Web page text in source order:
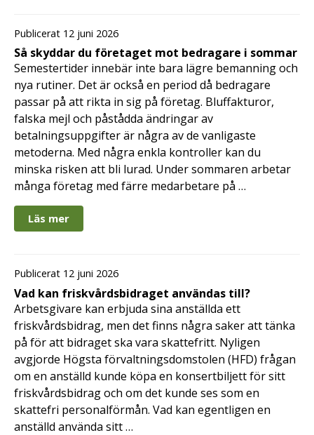
Publicerat 12 juni 2026
Så skyddar du företaget mot bedragare i sommar
Semestertider innebär inte bara lägre bemanning och
nya rutiner. Det är också en period då bedragare
passar på att rikta in sig på företag. Bluffakturor,
falska mejl och påstådda ändringar av
betalningsuppgifter är några av de vanligaste
metoderna. Med några enkla kontroller kan du
minska risken att bli lurad. Under sommaren arbetar
många företag med färre medarbetare på …
Läs mer
Publicerat 12 juni 2026
Vad kan friskvårdsbidraget användas till?
Arbetsgivare kan erbjuda sina anställda ett
friskvårdsbidrag, men det finns några saker att tänka
på för att bidraget ska vara skattefritt. Nyligen
avgjorde Högsta förvaltningsdomstolen (HFD) frågan
om en anställd kunde köpa en konsertbiljett för sitt
friskvårdsbidrag och om det kunde ses som en
skattefri personalförmån. Vad kan egentligen en
anställd använda sitt …